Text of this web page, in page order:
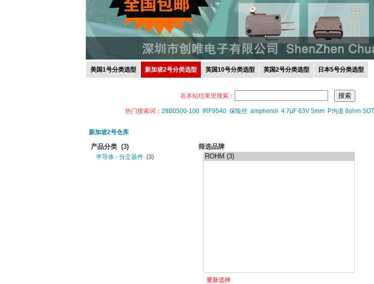
美国1号分类选型 新加坡2号分类选型 英国10号分类选型 英国2号分类选型 日本5号分类选型
在本站结果里搜索：
热门搜索词： 28B0500-100 IRF9540 保险丝 amphenol 4.7μF 63V 5mm P沟道 8ohm
新加坡2号仓库
产品分类 (3)
半导体 - 分立器件 (3)
筛选品牌
重新选择